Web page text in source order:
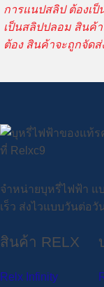
การแนปสลิป ต้องเ
เป็นสลิปปลอม สินค้
ต้อง สินค้าจะถูกจัด
จำหน่ายบุหรี่ไฟฟ้า แ
เร็ว ส่งไวแบบวันต่อวั
สินค้า RELX
Relx Infinity